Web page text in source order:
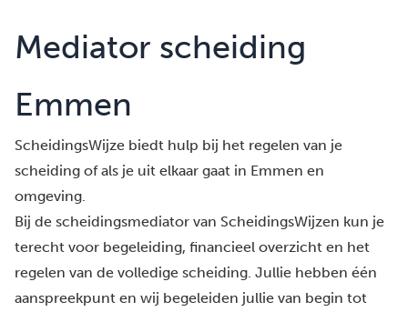
Mediator scheiding
Emmen
ScheidingsWijze biedt hulp bij het regelen van je
scheiding of als je uit elkaar gaat in Emmen en
omgeving.
Bij de scheidingsmediator van ScheidingsWijzen kun je
terecht voor begeleiding, financieel overzicht en het
regelen van de volledige scheiding. Jullie hebben één
aanspreekpunt en wij begeleiden jullie van begin tot